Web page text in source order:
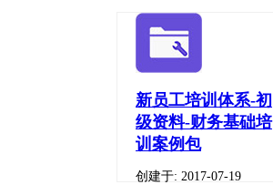
新员工培训体系-初
级资料-财务基础培
训案例包
创建于: 2017-07-19